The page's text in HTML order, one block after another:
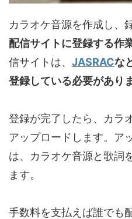
カラオケ音源を作成し、
配信サイトに登録する作
信サイトは、 JASRACな
登録している必要があり
登録が完了したら、カラ
アップロードします。ア
は、カラオケ音源と歌詞
ます。
手数料を支払えば誰でも